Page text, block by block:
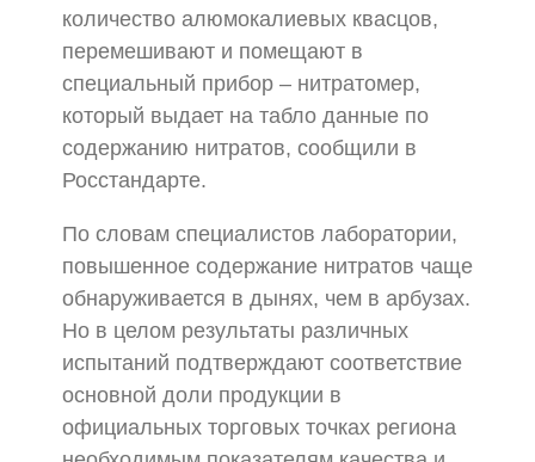
количество алюмокалиевых квасцов,
перемешивают и помещают в
специальный прибор – нитратомер,
который выдает на табло данные по
содержанию нитратов, сообщили в
Росстандарте.
По словам специалистов лаборатории,
повышенное содержание нитратов чаще
обнаруживается в дынях, чем в арбузах.
Но в целом результаты различных
испытаний подтверждают соответствие
основной доли продукции в
официальных торговых точках региона